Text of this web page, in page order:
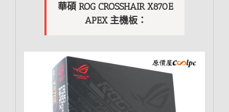
華碩 ROG CROSSHAIR X870E
APEX 主機板：